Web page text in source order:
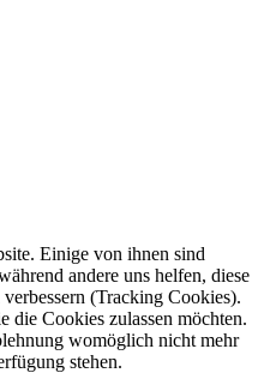
Einige von ihnen sind
andere uns helfen, diese
(Tracking Cookies).
die Cookies zulassen möchten.
womöglich nicht mehr
stehen.